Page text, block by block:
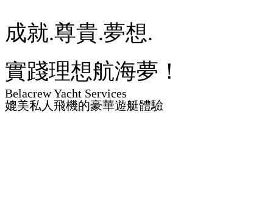
成就.尊貴.夢想.
實踐理想航海夢！
Belacrew Yacht Services
媲美私人飛機的豪華遊艇體驗